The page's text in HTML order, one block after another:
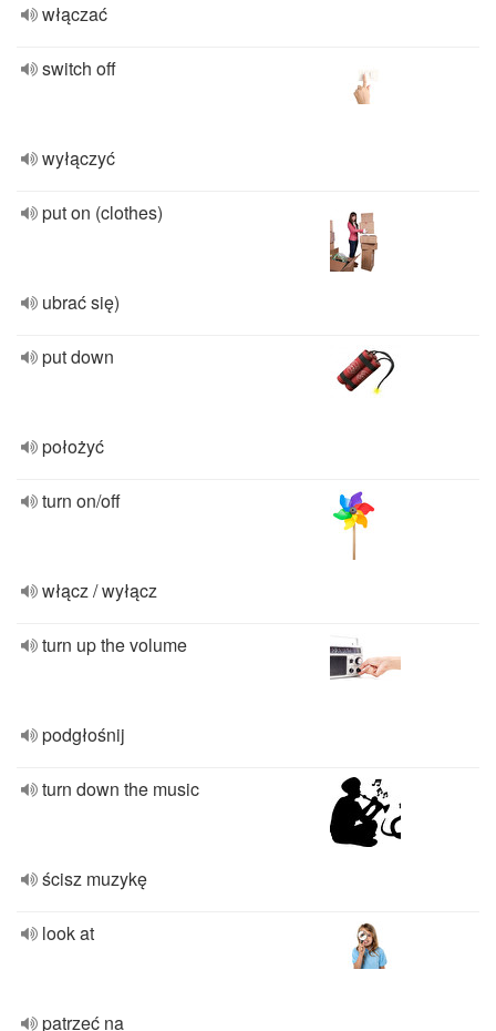
włączać
switch off
wyłączyć
put on (clothes)
ubrać się)
put down
położyć
turn on/off
włącz / wyłącz
turn up the volume
podgłośnij
turn down the music
ścisz muzykę
look at
patrzeć na